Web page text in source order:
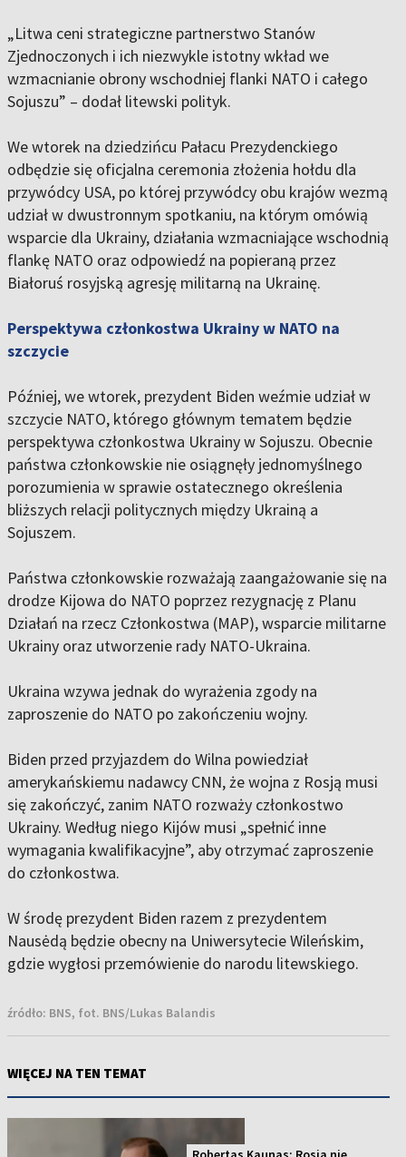
„Litwa ceni strategiczne partnerstwo Stanów
Zjednoczonych i ich niezwykle istotny wkład we
wzmacnianie obrony wschodniej flanki NATO i całego
Sojuszu” – dodał litewski polityk.
We wtorek na dziedzińcu Pałacu Prezydenckiego
odbędzie się oficjalna ceremonia złożenia hołdu dla
przywódcy USA, po której przywódcy obu krajów wezmą
udział w dwustronnym spotkaniu, na którym omówią
wsparcie dla Ukrainy, działania wzmacniające wschodnią
flankę NATO oraz odpowiedź na popieraną przez
Białoruś rosyjską agresję militarną na Ukrainę.
Perspektywa członkostwa Ukrainy w NATO na
szczycie
Później, we wtorek, prezydent Biden weźmie udział w
szczycie NATO, którego głównym tematem będzie
perspektywa członkostwa Ukrainy w Sojuszu. Obecnie
państwa członkowskie nie osiągnęły jednomyślnego
porozumienia w sprawie ostatecznego określenia
bliższych relacji politycznych między Ukrainą a
Sojuszem.
Państwa członkowskie rozważają zaangażowanie się na
drodze Kijowa do NATO poprzez rezygnację z Planu
Działań na rzecz Członkostwa (MAP), wsparcie militarne
Ukrainy oraz utworzenie rady NATO-Ukraina.
Ukraina wzywa jednak do wyrażenia zgody na
zaproszenie do NATO po zakończeniu wojny.
Biden przed przyjazdem do Wilna powiedział
amerykańskiemu nadawcy CNN, że wojna z Rosją musi
się zakończyć, zanim NATO rozważy członkostwo
Ukrainy. Według niego Kijów musi „spełnić inne
wymagania kwalifikacyjne”, aby otrzymać zaproszenie
do członkostwa.
W środę prezydent Biden razem z prezydentem
Nausėdą będzie obecny na Uniwersytecie Wileńskim,
gdzie wygłosi przemówienie do narodu litewskiego.
źródło: BNS, fot. BNS/Lukas Balandis
WIĘCEJ NA TEN TEMAT